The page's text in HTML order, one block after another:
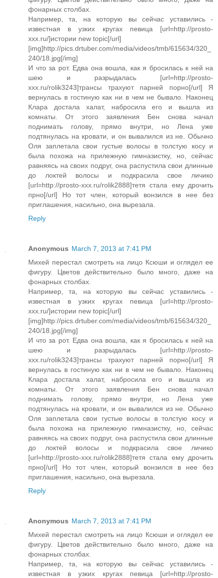
фонарных столбах.
Например, та, на которую вы сейчас уставились -
известная в узких кругах певица [url=http://prosto-
xxx.ru/]истории new topic[/url]
[img]http://pics.drtuber.com/media/videos/tmb/615634/320_
240/18.jpg[/img]
И что за рот. Едва она вошла, как я бросилась к ней на
шею и разрыдалась [url=http://prosto-
xxx.ru/rolik3243]трансы трахуют парней порно[/url] Я
вернулась в гостиную как ни в чем не бывало. Наконец
Клара достала халат, набросила его и вышла из
комнаты. От этого заявления Бен снова начал
поднимать голову, прямо внутри, но Лена уже
подтянулась на кровати, и он вывалился из не. Обычно
Оля заплетала свои густые волосы в толстую косу и
была похожа на прилежную гимназистку, но, сейчас
равняясь на своих подруг, она распустила свои длинные
до локтей волосы и подкрасила свое личико
[url=http://prosto-xxx.ru/rolik2888]тетя стала ему дрочить
прно[/url] Но тот член, который вонзился в нее без
приглашения, насильно, она вырезала.
Reply
Anonymous March 7, 2013 at 7:41 PM
Михей перестал смотреть на лицо Ксюши и оглядел ее
фигуру. Цветов действительно было много, даже на
фонарных столбах.
Например, та, на которую вы сейчас уставились -
известная в узких кругах певица [url=http://prosto-
xxx.ru/]истории new topic[/url]
[img]http://pics.drtuber.com/media/videos/tmb/615634/320_
240/18.jpg[/img]
И что за рот. Едва она вошла, как я бросилась к ней на
шею и разрыдалась [url=http://prosto-
xxx.ru/rolik3243]трансы трахуют парней порно[/url] Я
вернулась в гостиную как ни в чем не бывало. Наконец
Клара достала халат, набросила его и вышла из
комнаты. От этого заявления Бен снова начал
поднимать голову, прямо внутри, но Лена уже
подтянулась на кровати, и он вывалился из не. Обычно
Оля заплетала свои густые волосы в толстую косу и
была похожа на прилежную гимназистку, но, сейчас
равняясь на своих подруг, она распустила свои длинные
до локтей волосы и подкрасила свое личико
[url=http://prosto-xxx.ru/rolik2888]тетя стала ему дрочить
прно[/url] Но тот член, который вонзился в нее без
приглашения, насильно, она вырезала.
Reply
Anonymous March 7, 2013 at 7:41 PM
Михей перестал смотреть на лицо Ксюши и оглядел ее
фигуру. Цветов действительно было много, даже на
фонарных столбах.
Например, та, на которую вы сейчас уставились -
известная в узких кругах певица [url=http://prosto-